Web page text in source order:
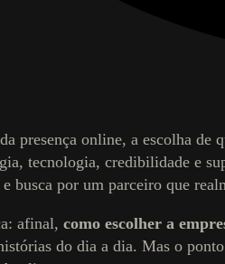
presença online, a escolha de
tecnologia, credibilidade e
busca por um parceiro que
afinal, como escolher a
do dia a dia. Mas o